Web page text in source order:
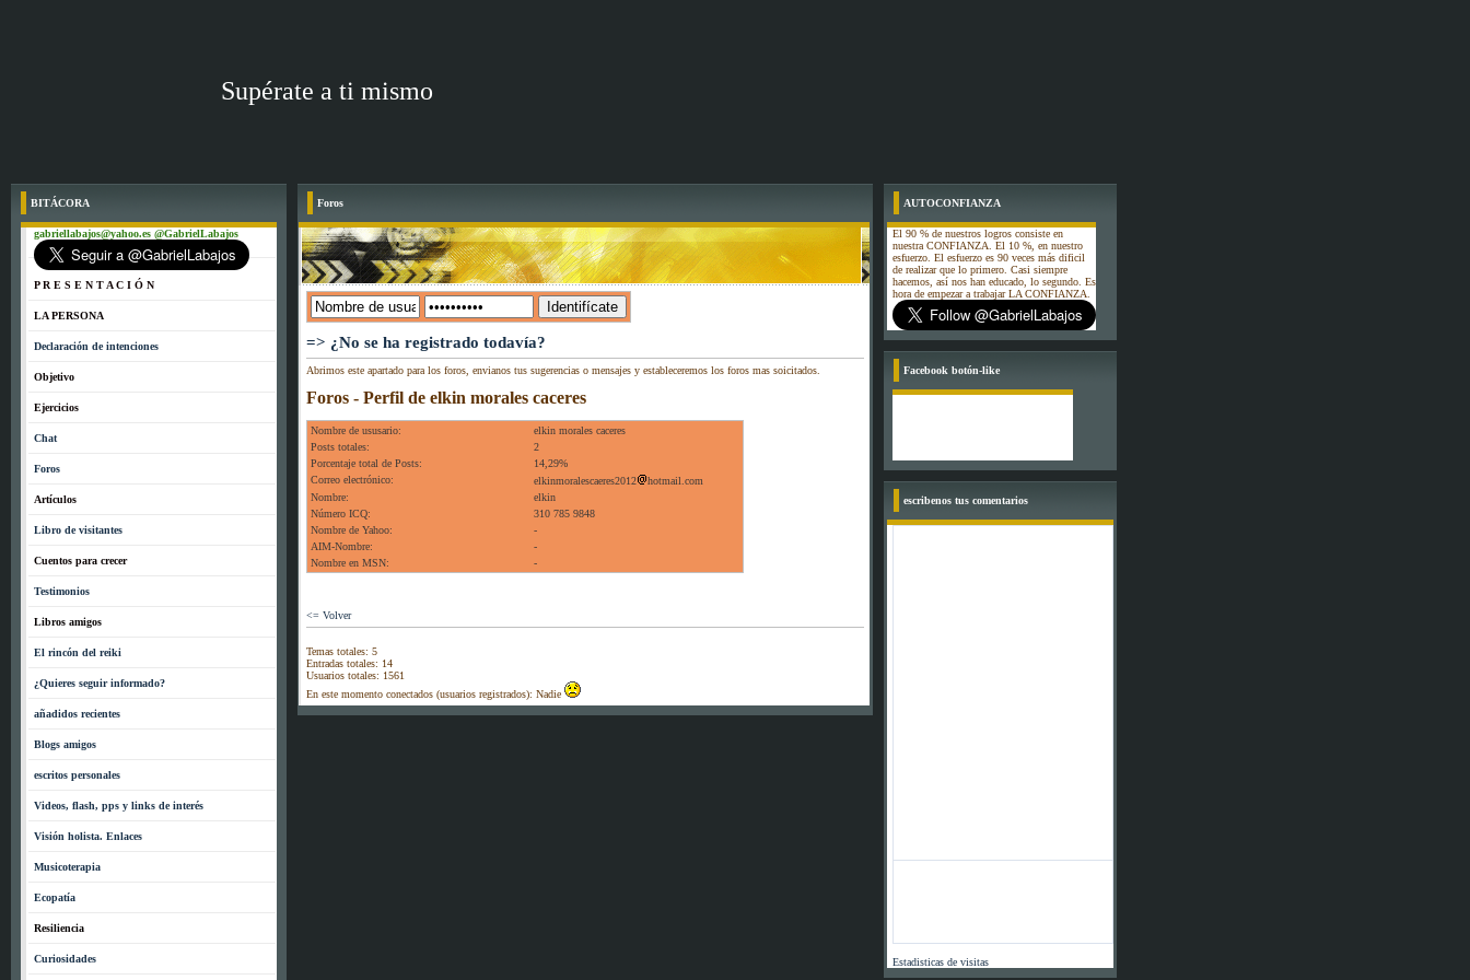
Supérate a ti mismo
BITÁCORA
gabriellabajos@yahoo.es @GabrielLabajos
P R E S E N T A C I Ó N
LA PERSONA
Declaración de intenciones
Objetivo
Ejercicios
Chat
Foros
Artículos
Libro de visitantes
Cuentos para crecer
Testimonios
Libros amigos
El rincón del reiki
¿Quieres seguir informado?
añadidos recientes
Blogs amigos
escritos personales
Videos, flash, pps y links de interés
Visión holista. Enlaces
Musicoterapia
Ecopatía
Resiliencia
Curiosidades
Foros
=> ¿No se ha registrado todavía?
Abrimos este apartado para los foros, envianos tus sugerencias o mensajes y estableceremos los foros mas soicitados.
Foros - Perfil de elkin morales caceres
Nombre de ususario:
elkin morales caceres
Posts totales:
2
Porcentaje total de Posts:
14,29%
Correo electrónico:
elkinmoralescaeres2012
hotmail.com
Nombre:
elkin
Número ICQ:
310 785 9848
Nombre de Yahoo:
-
AIM-Nombre:
-
Nombre en MSN:
-
<= Volver
Temas totales: 5
Entradas totales: 14
Usuarios totales: 1561
En este momento conectados (usuarios registrados): Nadie
AUTOCONFIANZA
El 90 % de nuestros logros consiste en
nuestra CONFIANZA. El 10 %, en nuestro
esfuerzo. El esfuerzo es 90 veces más dificil
de realizar que lo primero. Casi siempre
hacemos, así nos han educado, lo segundo. Es
hora de empezar a trabajar LA CONFIANZA.
Facebook botón-like
escribenos tus comentarios
Estadisticas de visitas